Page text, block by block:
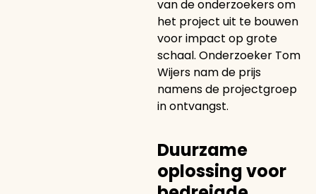
van de onderzoekers om
het project uit te bouwen
voor impact op grote
schaal. Onderzoeker Tom
Wijers nam de prijs
namens de projectgroep
in ontvangst.
Duurzame
oplossing voor